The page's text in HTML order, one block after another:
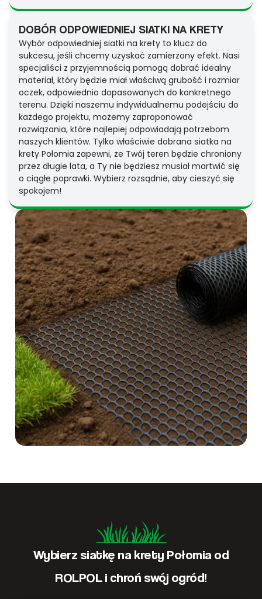
DOBÓR ODPOWIEDNIEJ SIATKI NA KRETY
Wybór odpowiedniej siatki na krety to klucz do
sukcesu, jeśli chcemy uzyskać zamierzony efekt. Nasi
specjaliści z przyjemnością pomogą dobrać idealny
materiał, który będzie miał właściwą grubość i rozmiar
oczek, odpowiednio dopasowanych do konkretnego
terenu. Dzięki naszemu indywidualnemu podejściu do
każdego projektu, możemy zaproponować
rozwiązania, które najlepiej odpowiadają potrzebom
naszych klientów. Tylko właściwie dobrana siatka na
krety Połomia zapewni, że Twój teren będzie chroniony
przez długie lata, a Ty nie będziesz musiał martwić się
o ciągłe poprawki. Wybierz rozsądnie, aby cieszyć się
spokojem!
Wybierz siatkę na krety Połomia od
ROLPOL i chroń swój ogród!